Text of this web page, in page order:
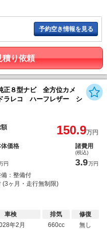
予約空き情報を見る
積り依頼
８型ナビ 全方位カメ
レコ ハーフレザー シ
150.9万円
価格
円
諸費用
(税込)
3.9万円
：整備付
(3ヶ月・走行無制限)
車検
年2月
排気
660cc
修復
無し